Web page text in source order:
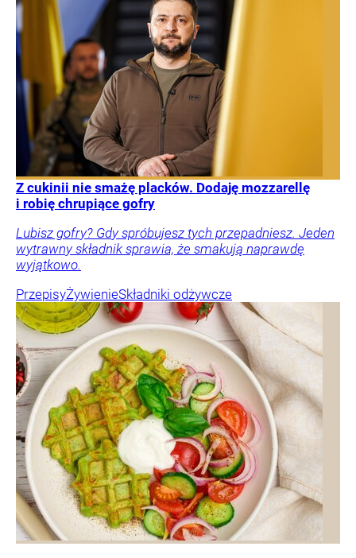
Z cukinii nie smażę placków. Dodaję mozzarellę
i robię chrupiące gofry
Lubisz gofry? Gdy spróbujesz tych przepadniesz. Jeden
wytrawny składnik sprawia, że smakują naprawdę
wyjątkowo.
PrzepisyŻywienieSkładniki odżywcze